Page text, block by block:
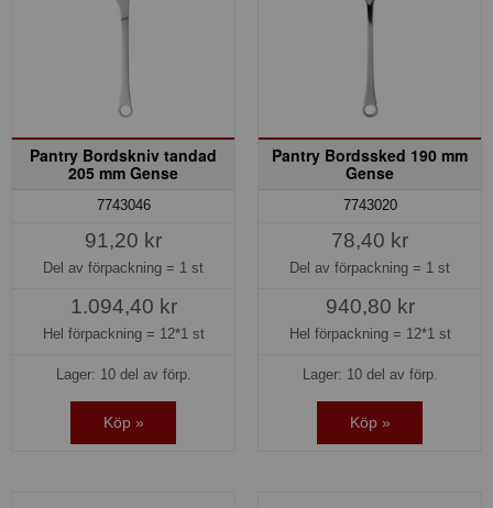
Pantry Bordskniv tandad
205 mm Gense
7743046
91,20 kr
Del av förpackning = 1 st
1.094,40 kr
Hel förpackning = 12*1 st
Lager: 10 del av förp.
Köp »
Pantry Bordssked 190 mm
Gense
7743020
78,40 kr
Del av förpackning = 1 st
940,80 kr
Hel förpackning = 12*1 st
Lager: 10 del av förp.
Köp »